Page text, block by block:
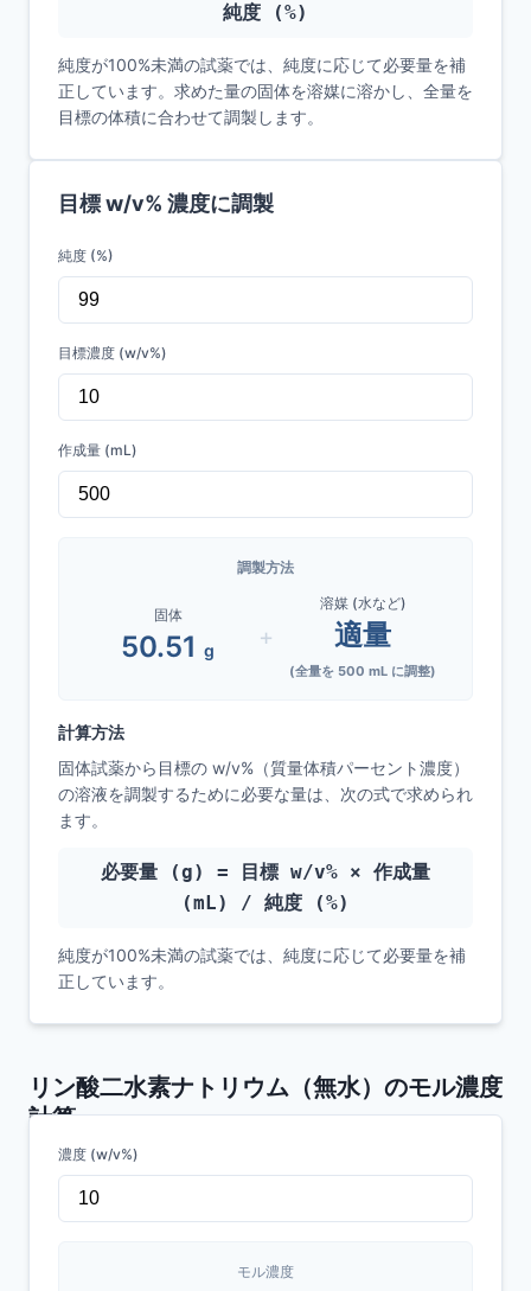
純度 (%)
純度が100%未満の試薬では、純度に応じて必要量を補
正しています。求めた量の固体を溶媒に溶かし、全量を
目標の体積に合わせて調製します。
目標 w/v% 濃度に調製
純度 (%)
目標濃度 (w/v%)
作成量 (mL)
調製方法
固体
50.51 g +
溶媒 (水など)
適量
(全量を 500 mL に調整)
計算方法
固体試薬から目標の w/v%（質量体積パーセント濃度）
の溶液を調製するために必要な量は、次の式で求められ
ます。
必要量 (g) = 目標 w/v% × 作成量
(mL) / 純度 (%)
純度が100%未満の試薬では、純度に応じて必要量を補
正しています。
リン酸二水素ナトリウム（無水） のモル濃度
計算
濃度 (w/v%)
モル濃度
スマホで使える試薬管理システム
こんなお悩みありませんか？